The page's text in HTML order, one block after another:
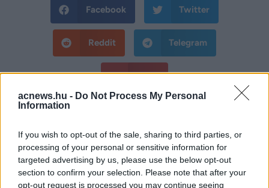
acnews.hu - Do Not Process My Personal
Information
If you wish to opt-out of the sale, sharing to third parties, or
processing of your personal or sensitive information for
targeted advertising by us, please use the below opt-out
section to confirm your selection. Please note that after your
opt-out request is processed you may continue seeing
Facebook Twitter
Reddit Telegram
Email
Hirdetés